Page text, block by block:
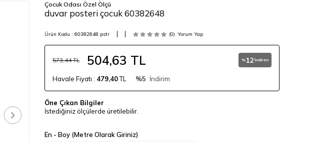
Çocuk Odası Özel Ölçü
duvar posteri çocuk 60382648
Ürün Kodu : 60382648 pstr (0) Yorum Yap
573,44TL 504,63 TL % 12 İndirim
Havale Fiyatı : 479,40TL %5 İndirim
Öne Çıkan Bilgiler
İstediğiniz ölçülerde üretilebilir.
En - Boy (Metre Olarak Giriniz)